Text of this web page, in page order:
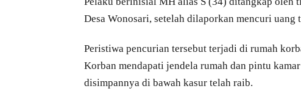
Desa Wonosari, setelah dilaporkan mencuri
Peristiwa pencurian tersebut terjadi di rumah
Korban mendapati jendela rumah dan pintu
disimpannya di bawah kasur telah raib.